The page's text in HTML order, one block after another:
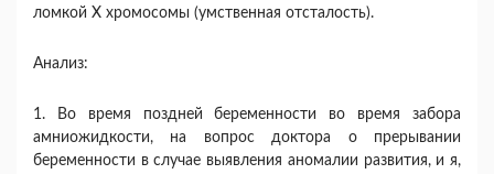
ломкой Х хромосомы (умственная отсталость).
Анализ:
1. Во время поздней беременности во время забора
амниожидкости, на вопрос доктора о прерывании
беременности в случае выявления аномалии развития, и я,